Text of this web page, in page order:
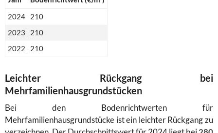
2024
210
2023
210
2022
210
Leichter Rückgang bei
Mehrfamilienhausgrundstücken
Bei den Bodenrichtwerten für
Mehrfamilienhausgrundstücke ist ein leichter Rückgang zu